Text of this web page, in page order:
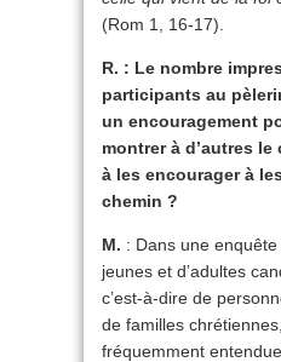
(Rom 1, 16-17).
R. : Le nombre
participants au
un encouragement
montrer à d’autres
à les encourager à
chemin ?
M. : Dans une
jeunes et d’adultes
c’est-à-dire de
de familles
fréquemment